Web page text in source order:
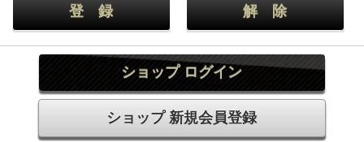
ショップ ログイン
ショップ 新規会員登録